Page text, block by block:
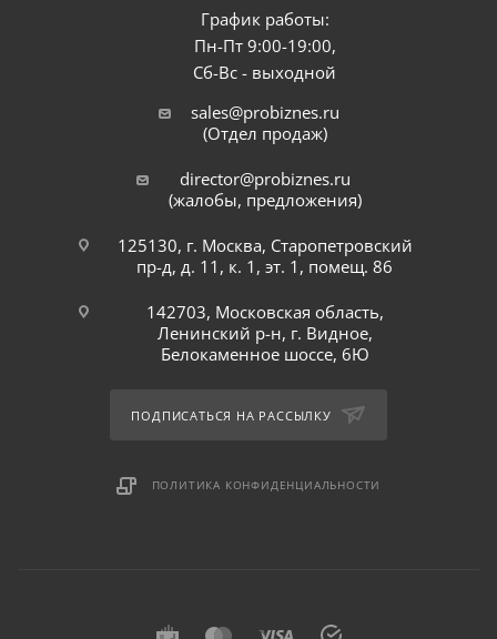
График работы:
Пн-Пт 9:00-19:00,
Сб-Вс - выходной
sales@probiznes.ru
(Отдел продаж)
director@probiznes.ru
(жалобы, предложения)
125130, г. Москва, Старопетровский
пр-д, д. 11, к. 1, эт. 1, помещ. 86
142703, Московская область,
Ленинский р-н, г. Видное,
Белокаменное шоссе, 6Ю
ПОДПИСАТЬСЯ НА РАССЫЛКУ
ПОЛИТИКА КОНФИДЕНЦИАЛЬНОСТИ